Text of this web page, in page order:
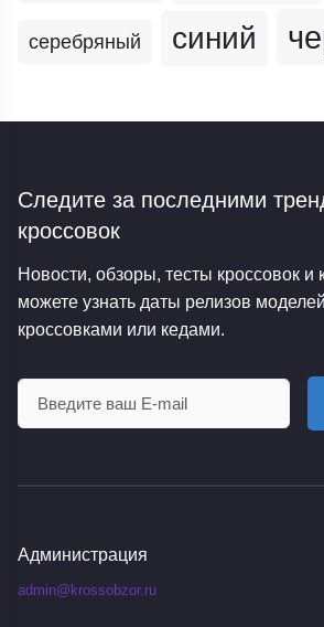
серебряный синий
Следите за последними
кроссовок
Новости, обзоры, тесты кроссовок и
можете узнать даты релизов
кроссовками или кедами.
Администрация
admin@krossobzor.ru